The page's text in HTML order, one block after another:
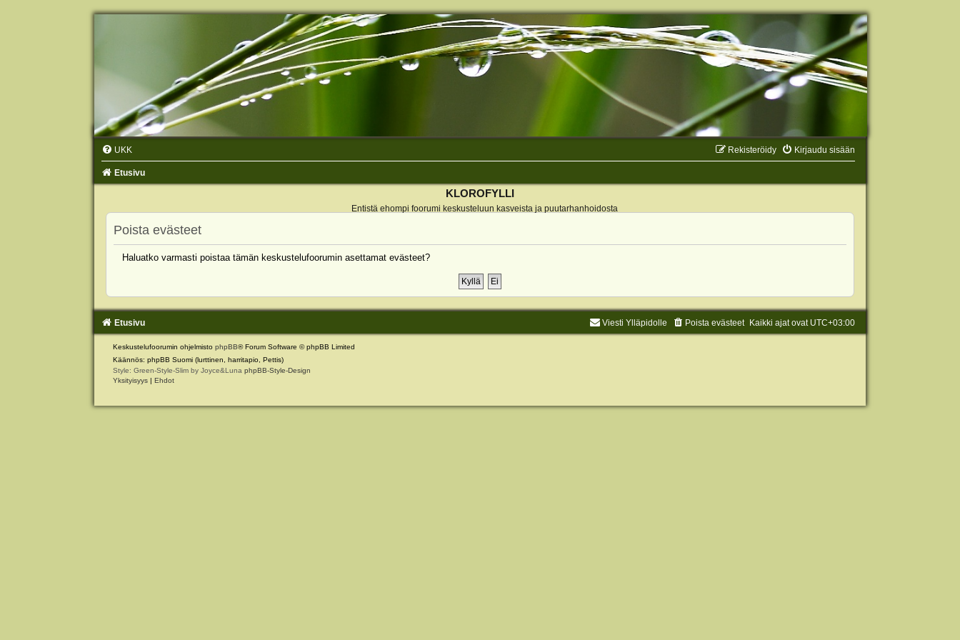
UKK Kirjaudu sisään
Rekisteröidy
Etusivu
KLOROFYLLI
Entistä ehompi foorumi keskusteluun kasveista ja puutarhanhoidosta
Poista evästeet
Haluatko varmasti poistaa tämän keskustelufoorumin asettamat evästeet?
Etusivu Kaikki ajat ovat UTC+03:00
Poista evästeet
Viesti Ylläpidolle
Keskustelufoorumin ohjelmisto phpBB® Forum Software © phpBB Limited
Käännös: phpBB Suomi (lurttinen, harritapio, Pettis)
Style: Green-Style-Slim by Joyce&Luna phpBB-Style-Design
Yksityisyys | Ehdot